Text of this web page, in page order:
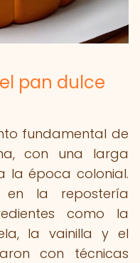
pan dulce
fundamental de
con una larga
la época colonial.
en la repostería
como la
la vainilla y el
con técnicas